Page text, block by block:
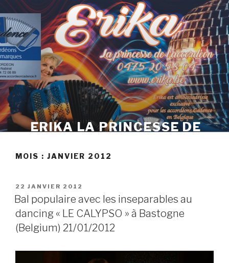
Skip
to
content
ERIKA LA PRINCESSE DE
MOIS : JANVIER 2012
POSTED
ON
22 JANVIER 2012
Bal populaire avec les inseparables au
dancing « LE CALYPSO » à Bastogne
(Belgium) 21/01/2012